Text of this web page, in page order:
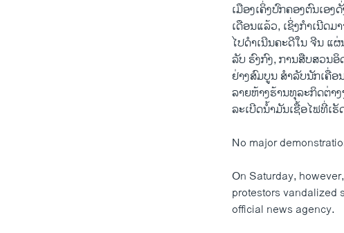
ເມືອງ​ເຄິ່ງ​ປົ​ກ​ຄອງ​ຕົນ​ເອ
ເດືອນ​ແລ້ວ, ເຊິ່ງ​ກຳ​ເນີດ​
ໄປ​ດຳ​ເນີນ​ຄະ​ດີ​ໃນ ຈີນ ແ
ລັບ ຮົງ​ກົງ, ການ​ສືບ​ສວນ​
ຢ່າງ​ສົມ​ບູນ​ ສຳ​ລັບ​ນັກ​ເຄື່
ລາຍ​ຫ້າງ​ຮ້ານ​ທຸ​ລະ​ກິດ​ຕ່າ
ລະ​ເບີດ​ນ້ຳ​ມັນ​ເຊື້ອ​ໄຟ​ທີ່​ເຮັ
No major
On Saturday,
protestors vandalized
official news agency.